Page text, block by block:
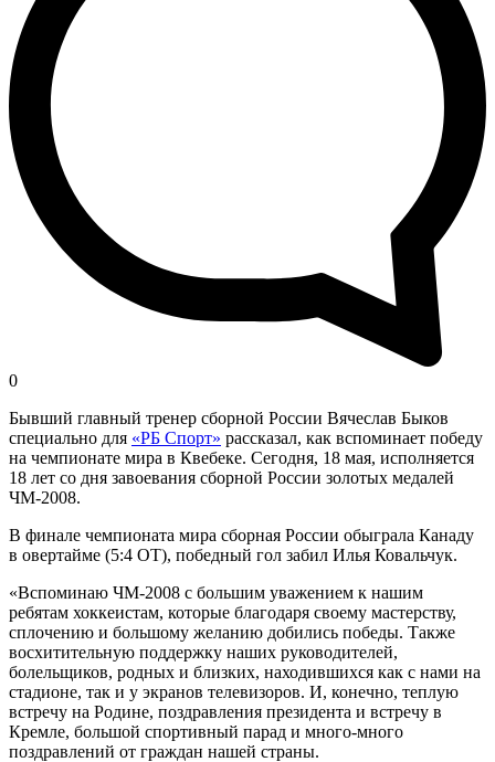
0
Бывший главный тренер сборной России Вячеслав Быков
специально для «РБ Спорт» рассказал, как вспоминает победу
на чемпионате мира в Квебеке. Сегодня, 18 мая, исполняется
18 лет со дня завоевания сборной России золотых медалей
ЧМ-2008.
В финале чемпионата мира сборная России обыграла Канаду
в овертайме (5:4 ОТ), победный гол забил Илья Ковальчук.
«Вспоминаю ЧМ-2008 с большим уважением к нашим
ребятам хоккеистам, которые благодаря своему мастерству,
сплочению и большому желанию добились победы. Также
восхитительную поддержку наших руководителей,
болельщиков, родных и близких, находившихся как с нами на
стадионе, так и у экранов телевизоров. И, конечно, теплую
встречу на Родине, поздравления президента и встречу в
Кремле, большой спортивный парад и много-много
поздравлений от граждан нашей страны.